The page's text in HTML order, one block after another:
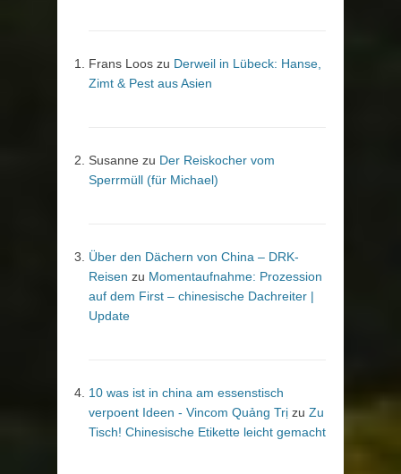
Frans Loos zu Derweil in Lübeck: Hanse,
Zimt & Pest aus Asien
Susanne zu Der Reiskocher vom
Sperrmüll (für Michael)
Über den Dächern von China – DRK-
Reisen zu Momentaufnahme: Prozession
auf dem First – chinesische Dachreiter |
Update
10 was ist in china am essenstisch
verpoent Ideen - Vincom Quảng Trị zu Zu
Tisch! Chinesische Etikette leicht gemacht